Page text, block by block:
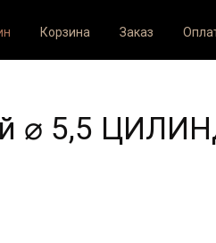
Корзина Заказ
⌀ 5,5